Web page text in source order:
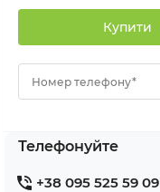
Купити
Номер телефону*
Телефонуйте
+38 095 525 59 09